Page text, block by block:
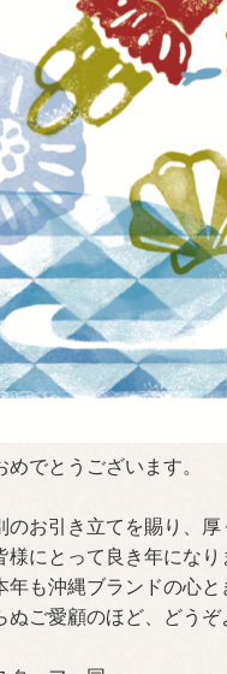
めでとうございます。
のお引き立てを賜り、厚
様にとって良き年になり
年も沖縄ブランドの心と
ぬご愛顧のほど、どうぞ